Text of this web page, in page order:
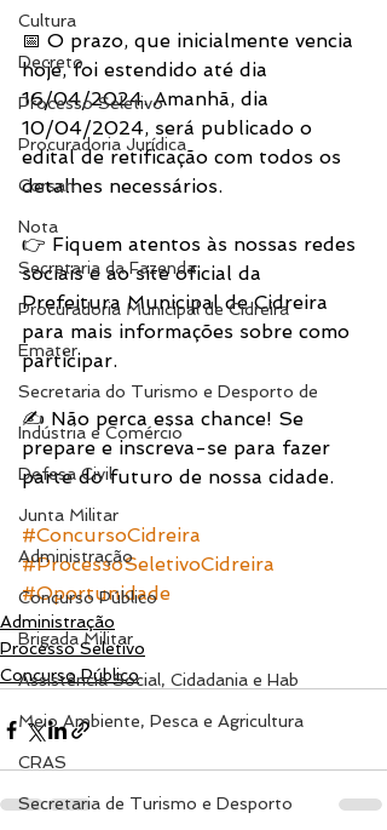
Cultura
Decreto
Processo Seletivo
Procuradoria Jurídica
Corsan
Nota
Secretaria da Fazenda
Procuradoria Municipal de Cidreira
Emater
Secretaria do Turismo e Desporto de
Indústria e Comércio
Defesa Civil
Junta Militar
Administração
Concurso Público
Brigada Militar
Assistência Social, Cidadania e Hab
Meio Ambiente, Pesca e Agricultura
CRAS
Secretaria de Turismo e Desporto
📅 O prazo, que inicialmente vencia
hoje, foi estendido até dia
16/04/2024. Amanhã, dia
10/04/2024, será publicado o
edital de retificação com todos os
detalhes necessários.
👉 Fiquem atentos às nossas redes
sociais e ao site oficial da
Prefeitura Municipal de Cidreira
para mais informações sobre como
participar.
✍️ Não perca essa chance! Se
prepare e inscreva-se para fazer
parte do futuro de nossa cidade.
#ConcursoCidreira
#ProcessoSeletivoCidreira
#Oportunidade
Administração
Processo Seletivo
Concurso Público